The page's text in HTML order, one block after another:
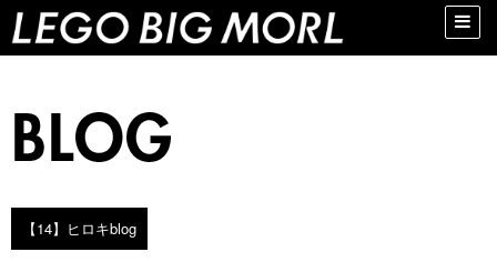
Toggle
【14】ヒロキblog